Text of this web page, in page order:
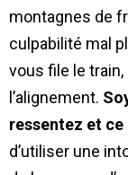
montagnes de
culpabilité mal
vous file le
l’alignement.
ressentez et
d’utiliser une